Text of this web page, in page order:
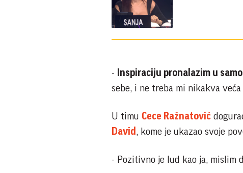
- Inspiraciju pronalazim u
sebe, i ne treba mi nikakva
U timu Cece Ražnatović
David , kome je ukazao svoje
- Pozitivno je lud kao ja, mislim